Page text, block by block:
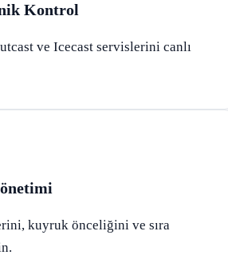
Kontrol
ve Icecast servislerini canlı
kuyruk önceliğini ve sıra